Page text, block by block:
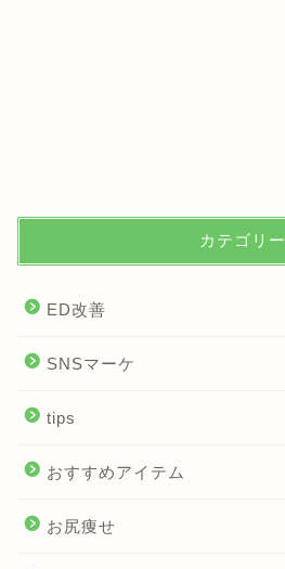
カテゴリー
ED改善
SNSマーケ
tips
おすすめアイテム
お尻痩せ